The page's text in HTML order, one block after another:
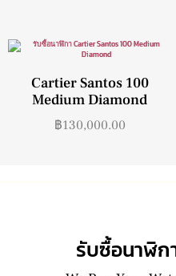
Cartier Santos 100
Medium Diamond
฿130,000.00
รับซื้อนาฬิก